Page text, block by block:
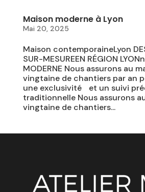
Maison moderne à Lyon
Mai 20, 2025
Maison contemporaineLyon
SUR-MESUREEN RÉGION
MODERNE Nous assurons au
vingtaine de chantiers par an
une exclusivité et un suivi
traditionnelle Nous assurons
vingtaine de chantiers...